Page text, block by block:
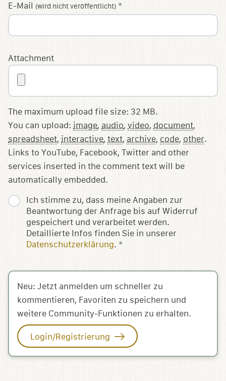
E-Mail (wird nicht veröffentlicht) *
Ich stimme zu, dass meine Angaben zur
Beantwortung der Anfrage bis auf Widerruf
gespeichert und verarbeitet werden.
Detaillierte Infos finden Sie in unserer
Datenschutzerklärung. *
Attachment
The maximum upload file size: 32 MB.
You can upload: image, audio, video, document,
spreadsheet, interactive, text, archive, code, other.
Links to YouTube, Facebook, Twitter and other
services inserted in the comment text will be
automatically embedded.
Neu: Jetzt anmelden um schneller zu
kommentieren, Favoriten zu speichern und
weitere Community-Funktionen zu erhalten.
Login/Registrierung